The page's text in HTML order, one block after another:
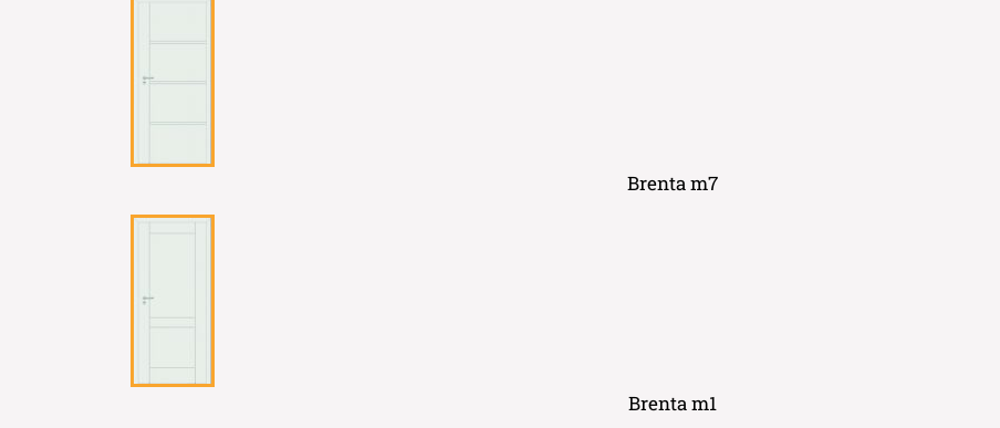
Brenta m7
Brenta m1